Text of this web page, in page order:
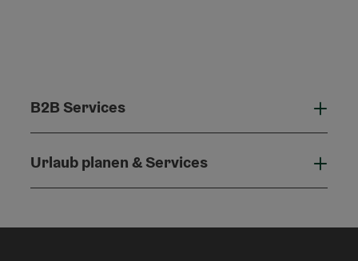
B2B Services
Urlaub planen & Services